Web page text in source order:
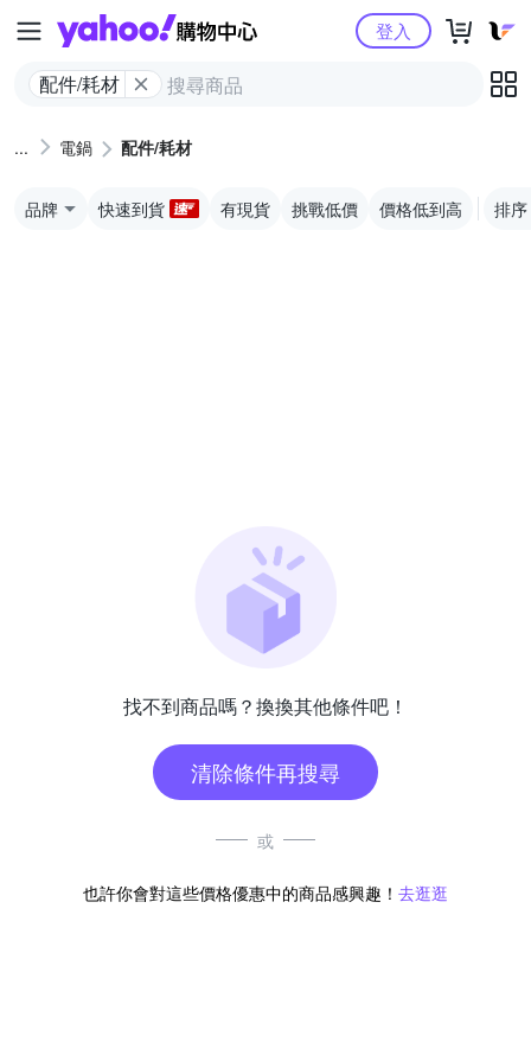
Yahoo購物中心
配件/耗材
登入
電鍋 配件/耗材
品牌 快速到貨 有現貨 挑戰低價 價格低到高 排序
找不到商品嗎？換換其他條件吧！
清除條件再搜尋
或
也許你會對這些價格優惠中的商品感興趣！ 去逛逛